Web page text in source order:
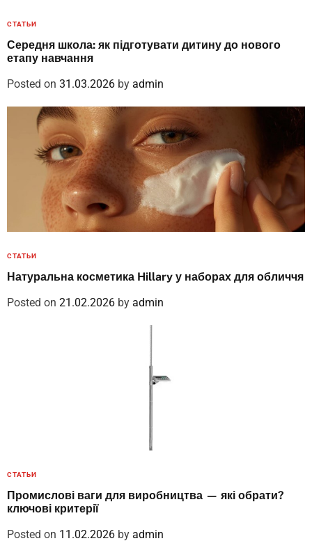
СТАТЬИ
Середня школа: як підготувати дитину до нового
етапу навчання
Posted on 31.03.2026 by admin
СТАТЬИ
Натуральна косметика Hillary у наборах для обличчя
Posted on 21.02.2026 by admin
СТАТЬИ
Промислові ваги для виробництва — які обрати?
ключові критерії
Posted on 11.02.2026 by admin